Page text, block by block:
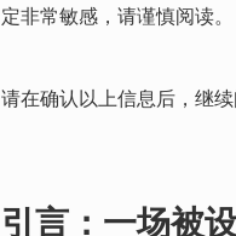
定非常敏感，请谨慎阅读。
请在确认以上信息后，继续
引言：一场被